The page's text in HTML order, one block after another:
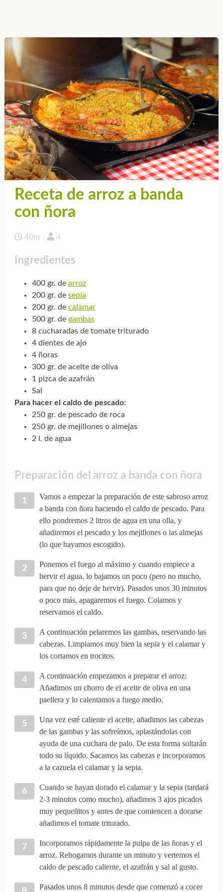
Receta de arroz a banda
con ñora
40m 4
Ingredientes
400 gr. de arroz
200 gr. de sepia
200 gr. de calamar
500 gr. de gambas
8 cucharadas de tomate triturado
4 dientes de ajo
4 ñoras
300 gr. de aceite de oliva
1 pizca de azafrán
Sal
Para hacer el caldo de pescado:
250 gr. de pescado de roca
250 gr. de mejillones o almejas
2 l. de agua
Preparación del arroz a banda con ñora
Vamos a empezar la preparación de este sabroso arroz
a banda con ñora haciendo el caldo de pescado. Para
ello pondremos 2 litros de agua en una olla, y
añadiremos el pescado y los mejillones o las almejas
(lo que hayamos escogido).
Ponemos el fuego al máximo y cuando empiece a
hervir el agua, lo bajamos un poco (pero no mucho,
para que no deje de hervir). Pasados unos 30 minutos
o poco más, apagaremos el fuego. Colamos y
reservamos el caldo.
A continuación pelaremos las gambas, reservando las
cabezas. Limpiamos muy bien la sepia y el calamar y
los cortamos en trocitos.
A continuación empezamos a preparar el arroz:
Añadimos un chorro de el aceite de oliva en una
paellera y lo calentamos a fuego medio.
Una vez esté caliente el aceite, añadimos las cabezas
de las gambas y las sofreímos, aplastándolas con
ayuda de una cuchara de palo. De esta forma soltarán
todo su líquido. Sacamos las cabezas e incorporamos
a la cazuela el calamar y la sepia.
Cuando se hayan dorado el calamar y la sepia (tardará
2-3 minutos como mucho), añadimos 3 ajos picados
muy pequeñitos y antes de que comiencen a dorarse
añadimos el tomate triturado.
Incorporamos rápidamente la pulpa de las ñoras y el
arroz. Rehogamos durante un minuto y vertemos el
caldo de pescado caliente, el azafrán y sal al gusto.
Pasados unos 8 minutos desde que comenzó a cocer